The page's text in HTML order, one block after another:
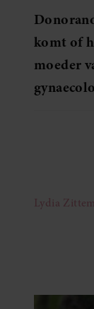
komt of
moeder
Lydia